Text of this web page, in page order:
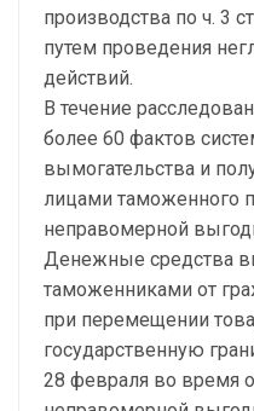
производства по ч. 3
путем проведения
действий.
В течение
более 60 фактов
вымогательства и
лицами таможенного
неправомерной
Денежные средства
таможенниками от
при перемещении
государственную
28 февраля во время